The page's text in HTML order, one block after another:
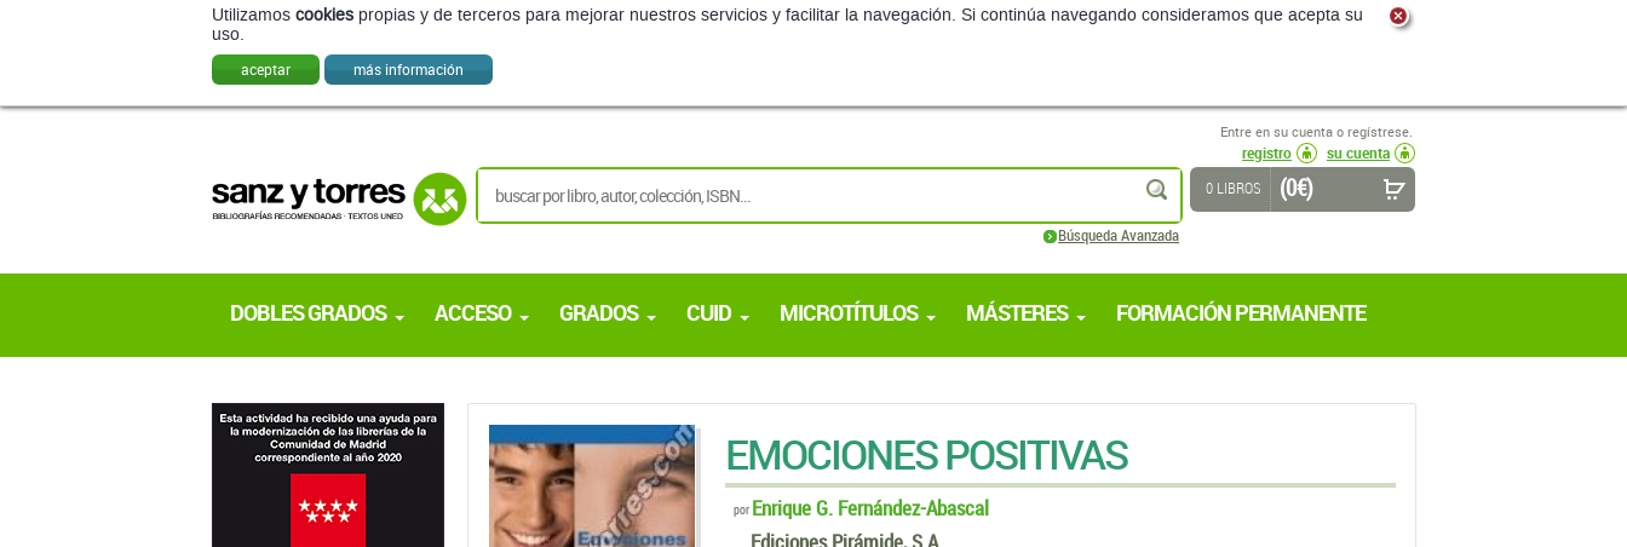
Entre en su cuenta o regístrese.
DOBLES GRADOS ACCESO GRADOS CUID FORMACIÓN PERMANENTE
EMOCIONES POSITIVAS
porEnrique G. Fernández-Abascal
Ediciones Pirámide, S.A.
Edición: 1ª - 2008
Material válido para:
CARRERA CURSO